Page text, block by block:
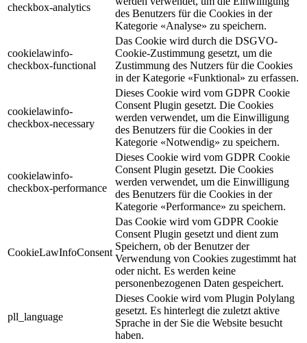
checkbox-analytics
des Benutzers für die Cookies in der
Kategorie «Analyse» zu speichern.
cookielawinfo-
checkbox-functional
Das Cookie wird durch die DSGVO-
Cookie-Zustimmung gesetzt, um die
Zustimmung des Nutzers für die Cookies
in der Kategorie «Funktional» zu erfassen.
cookielawinfo-
checkbox-necessary
Dieses Cookie wird vom GDPR Cookie
Consent Plugin gesetzt. Die Cookies
werden verwendet, um die Einwilligung
des Benutzers für die Cookies in der
Kategorie «Notwendig» zu speichern.
cookielawinfo-
checkbox-performance
Dieses Cookie wird vom GDPR Cookie
Consent Plugin gesetzt. Die Cookies
werden verwendet, um die Einwilligung
des Benutzers für die Cookies in der
Kategorie «Performance» zu speichern.
CookieLawInfoConsent
Das Cookie wird vom GDPR Cookie
Consent Plugin gesetzt und dient zum
Speichern, ob der Benutzer der
Verwendung von Cookies zugestimmt hat
oder nicht. Es werden keine
personenbezogenen Daten gespeichert.
pll_language
Dieses Cookie wird vom Plugin Polylang
gesetzt. Es hinterlegt die zuletzt aktive
Sprache in der Sie die Website besucht
haben.